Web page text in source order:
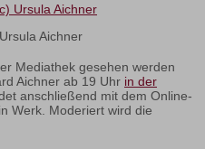
Aichner
Mediathek gesehen werden
Aichner ab 19 Uhr in der
anschließend mit dem Online-
Werk. Moderiert wird die